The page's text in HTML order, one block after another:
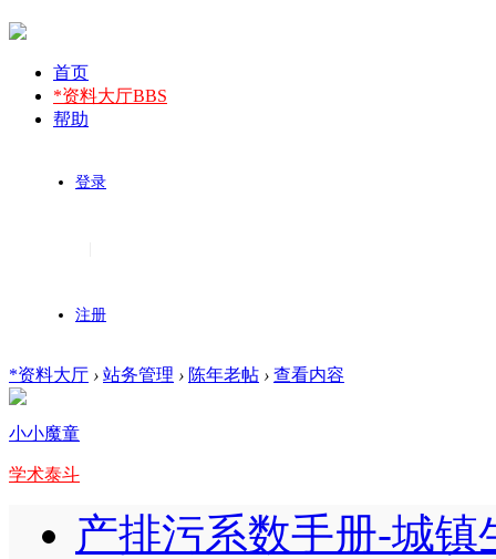
首页
*资料大厅BBS
帮助
登录
注册
*资料大厅 › 站务管理 › 陈年老帖 › 查看内容
小小魔童
学术泰斗
产排污系数手册-城镇